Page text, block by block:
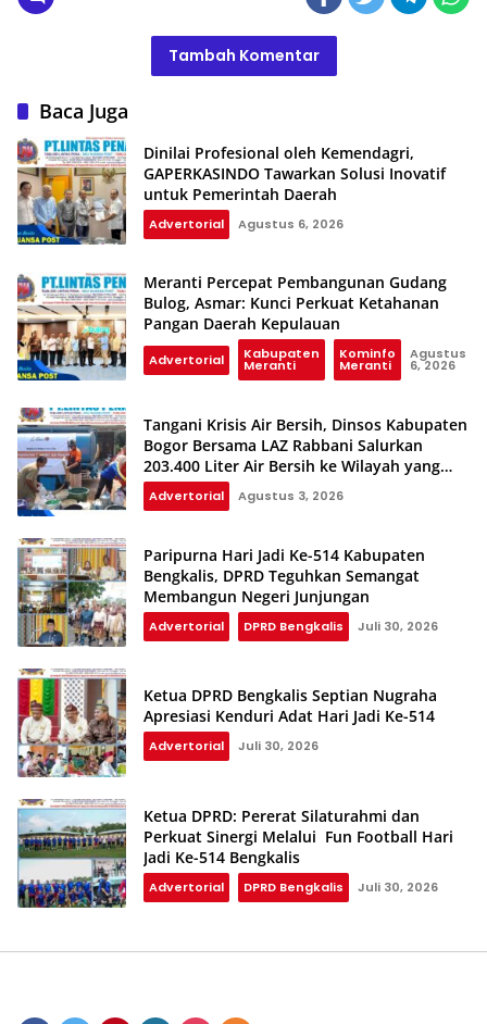
Tambah Komentar
Baca Juga
Dinilai Profesional oleh Kemendagri,
GAPERKASINDO Tawarkan Solusi Inovatif
untuk Pemerintah Daerah
Advertorial Agustus 6, 2026
Meranti Percepat Pembangunan Gudang
Bulog, Asmar: Kunci Perkuat Ketahanan
Pangan Daerah Kepulauan
Advertorial Kabupaten
Meranti
Kominfo
Meranti
Agustus
6, 2026
Tangani Krisis Air Bersih, Dinsos Kabupaten
Bogor Bersama LAZ Rabbani Salurkan
203.400 Liter Air Bersih ke Wilayah yang
Terdampak Kekeringan
Advertorial Agustus 3, 2026
Paripurna Hari Jadi Ke-514 Kabupaten
Bengkalis, DPRD Teguhkan Semangat
Membangun Negeri Junjungan
Advertorial DPRD Bengkalis Juli 30, 2026
Ketua DPRD Bengkalis Septian Nugraha
Apresiasi Kenduri Adat Hari Jadi Ke-514
Advertorial Juli 30, 2026
Ketua DPRD: Pererat Silaturahmi dan
Perkuat Sinergi Melalui Fun Football Hari
Jadi Ke-514 Bengkalis
Advertorial DPRD Bengkalis Juli 30, 2026